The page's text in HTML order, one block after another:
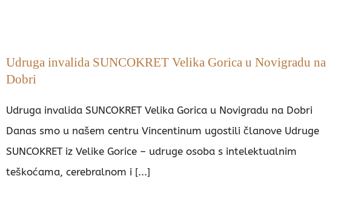
Udruga invalida SUNCOKRET Velika Gorica u Novigradu na
Dobri
Udruga invalida SUNCOKRET Velika Gorica u Novigradu na Dobri
Danas smo u našem centru Vincentinum ugostili članove Udruge
SUNCOKRET iz Velike Gorice – udruge osoba s intelektualnim
teškoćama, cerebralnom i [...]